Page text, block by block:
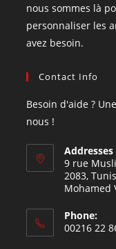
nous sommes là
personnaliser les
avez besoin.
Contact Info
Besoin d'aide ?
nous !
Addresses
9 rue
2083,
Mohamed
Phone:
00216 22